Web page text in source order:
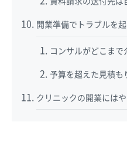
開業準備でトラブルを
コンサルがどこまで
予算を超えた見積も
クリニックの開業には